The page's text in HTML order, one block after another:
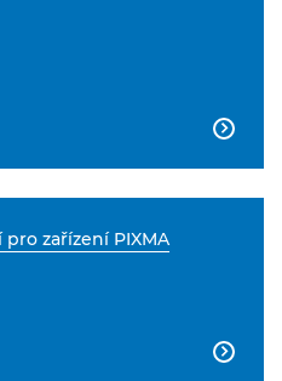

zařízení PIXMA
